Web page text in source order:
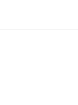
gebruik